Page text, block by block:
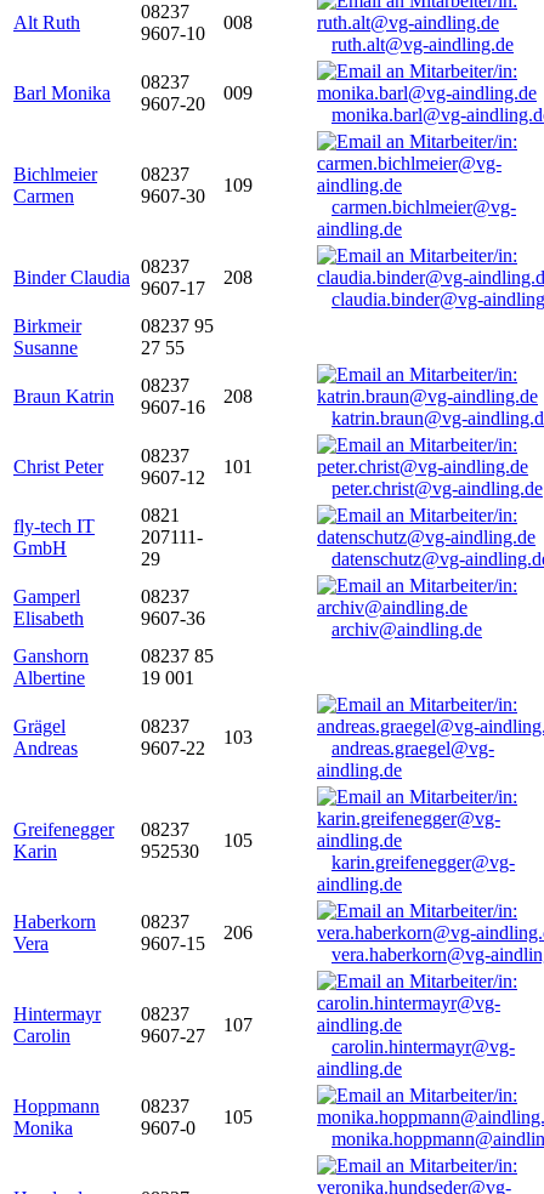
Alt Ruth
08237
9607-10
008
ruth.alt@vg-aindling.de
Barl Monika
08237
9607-20
009
monika.barl@vg-
Bichlmeier
Carmen
08237
9607-30
109
carmen.bichlmeier@vg-
aindling.de
Binder Claudia
08237
9607-17
208
claudia.binder@vg-
Birkmeir
Susanne
08237 95
27 55
Braun Katrin
08237
9607-16
208
katrin.braun@vg-
Christ Peter
08237
9607-12
101
peter.christ@vg-aindling.de
fly-tech IT
GmbH
0821
207111-
29
datenschutz@vg-
Gamperl
Elisabeth
08237
9607-36
archiv@aindling.de
Ganshorn
Albertine
08237 85
19 001
Grägel
Andreas
08237
9607-22
103
andreas.graegel@vg-
aindling.de
Greifenegger
Karin
08237
952530
105
karin.greifenegger@vg-
aindling.de
Haberkorn
Vera
08237
9607-15
206
vera.haberkorn@vg-
Hintermayr
Carolin
08237
9607-27
107
carolin.hintermayr@vg-
aindling.de
Hoppmann
Monika
08237
9607-0
105